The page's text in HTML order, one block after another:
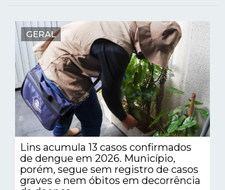
GERAL
Lins acumula 13 casos confirmados
de dengue em 2026. Município,
porém, segue sem registro de casos
graves e nem óbitos em decorrência